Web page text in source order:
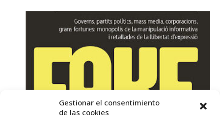
Gestionar el consentimiento
de las cookies